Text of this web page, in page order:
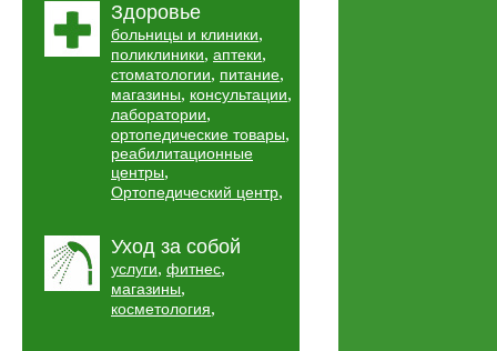
Здоровье
больницы и клиники,
поликлиники, аптеки,
стоматологии, питание,
магазины, консультации,
лаборатории,
ортопедические товары,
реабилитационные
центры,
Ортопедический центр,
Уход за собой
услуги, фитнес,
магазины,
косметология,